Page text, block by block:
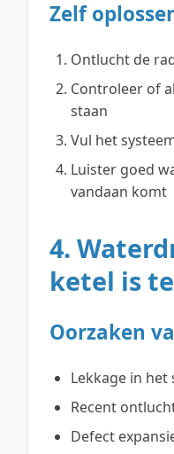
Zelf
Ontlucht de
Controleer of
staan
Vul het
Luister goed
vandaan komt
4.
ketel is
Oorzaken
Lekkage in het
Recent
Defect